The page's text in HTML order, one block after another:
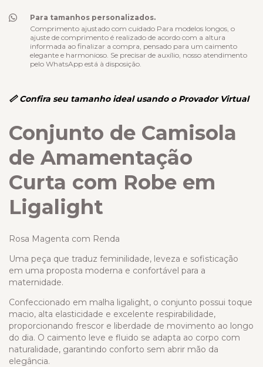
Para tamanhos personalizados.
Comprimento ajustado com cuidado Para modelos longos, o
ajuste de comprimento é realizado de acordo com a altura
informada ao finalizar a compra, pensado para um caimento
elegante e harmonioso. Se precisar de auxílio, nosso atendimento
pelo WhatsApp está à disposição.
📏 Confira seu tamanho ideal usando o Provador Virtual
Conjunto de Camisola
de Amamentação
Curta com Robe em
Ligalight
Rosa Magenta com Renda
Uma peça que traduz feminilidade, leveza e sofisticação
em uma proposta moderna e confortável para a
maternidade.
Confeccionado em malha ligalight, o conjunto possui toque
macio, alta elasticidade e excelente respirabilidade,
proporcionando frescor e liberdade de movimento ao longo
do dia. O caimento leve e fluido se adapta ao corpo com
naturalidade, garantindo conforto sem abrir mão da
elegância.